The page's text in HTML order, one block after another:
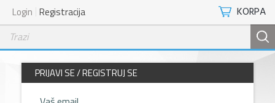
KORPA
Login Registracija
PRIJAVI SE / REGISTRUJ SE